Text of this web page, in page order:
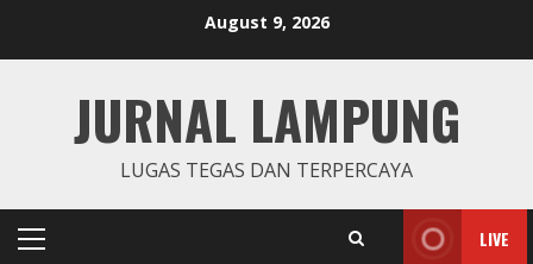
August 9, 2026
JURNAL LAMPUNG
LUGAS TEGAS DAN TERPERCAYA
Primary
LIVE